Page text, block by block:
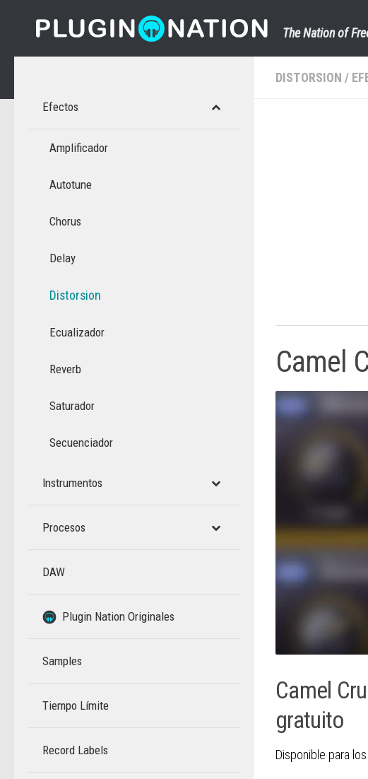
Saltar al contenido
The Nation of
DISTORSION /
Camel
Camel
gratuito
Disponible para
Efectos
Amplificador
Autotune
Chorus
Delay
Distorsion
Ecualizador
Reverb
Saturador
Secuenciador
Instrumentos
Procesos
DAW
Plugin Nation Originales
–
Samples
Tiempo Límite
–
Record Labels